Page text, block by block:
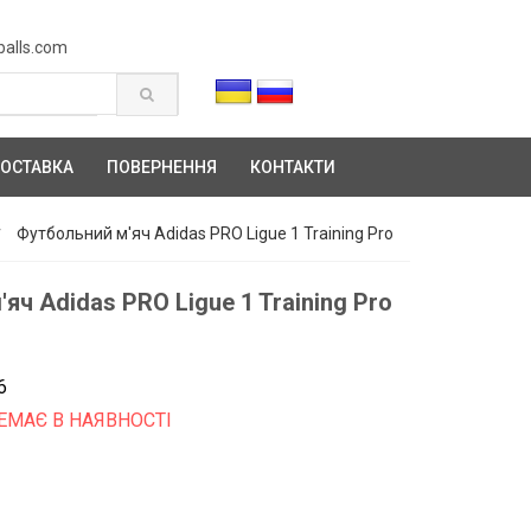
ПОВЕРНЕННЯ КОНТАКТИ
Футбольний м'яч Adidas PRO Ligue 1 Training Pro
Adidas PRO Ligue 1 Training Pro
В НАЯВНОСТІ